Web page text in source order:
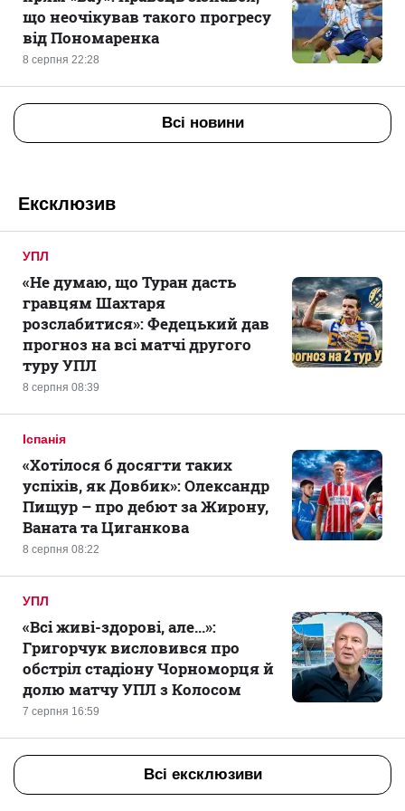
8 серпня 22:28
що неочікував такого прогресу
від Пономаренка
Всі новини
Ексклюзив
УПЛ
8 серпня 08:39
«Не думаю, що Туран дасть
гравцям Шахтаря
розслабитися»: Федецький дав
прогноз на всі матчі другого
туру УПЛ
Іспанія
8 серпня 08:22
«Хотілося б досягти таких
успіхів, як Довбик»: Олександр
Пищур – про дебют за Жирону,
Ваната та Циганкова
УПЛ
7 серпня 16:59
«Всі живі-здорові, але...»:
Григорчук висловився про
обстріл стадіону Чорноморця й
долю матчу УПЛ з Колосом
Всі ексклюзиви